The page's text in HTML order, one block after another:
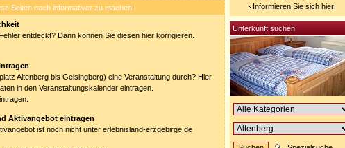
Seiten noch informativer zu machen!
entdeckt? Dann können Sie diesen hier korrigieren.
Altenberg bis Geisingberg) eine Veranstaltung durch? Hier
in den Veranstaltungskalender eintragen.
Aktivangebot eintragen
ist noch nicht unter erlebnisland-erzgebirge.de
Informieren Sie sich hier!
Unterkunft suchen